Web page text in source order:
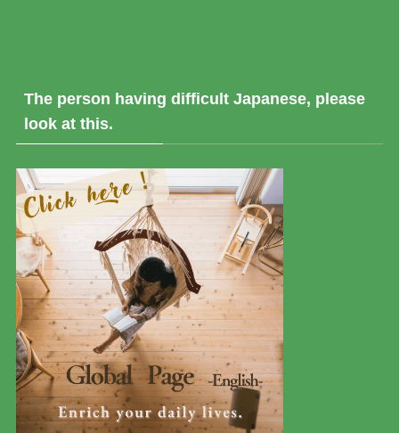
The person having difficult Japanese, please
look at this.